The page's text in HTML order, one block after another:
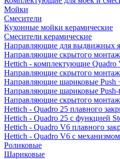
Мойки
Смесители
Кухонные мойки керамические
Смесители керамические
Направляющие для выдвижных
Направляющие скрытого
Hettich - комплектующие Quadro
Направляющие скрытого
Направляющие шариковые Push
Направляющие шариковые Push-
Направляющие скрытого
Hettich - Quadro 25 плавного
Hettich - Quadro 25 с функцией
Hettich - Quadro V6 плавного
Hettich - Quadro V6 с механизмом
Роликовые
Шариковые